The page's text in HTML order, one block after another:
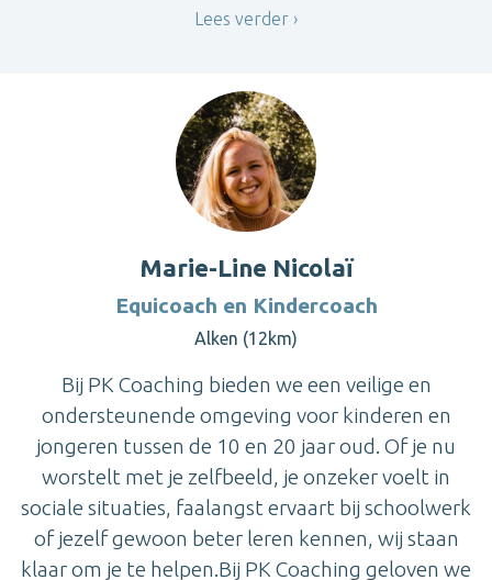
Lees verder
Marie-Line Nicolaï
Equicoach en Kindercoach
Alken (12km)
Bij PK Coaching bieden we een veilige en
ondersteunende omgeving voor kinderen en
jongeren tussen de 10 en 20 jaar oud. Of je nu
worstelt met je zelfbeeld, je onzeker voelt in
sociale situaties, faalangst ervaart bij schoolwerk
of jezelf gewoon beter leren kennen, wij staan
klaar om je te helpen.Bij PK Coaching geloven we